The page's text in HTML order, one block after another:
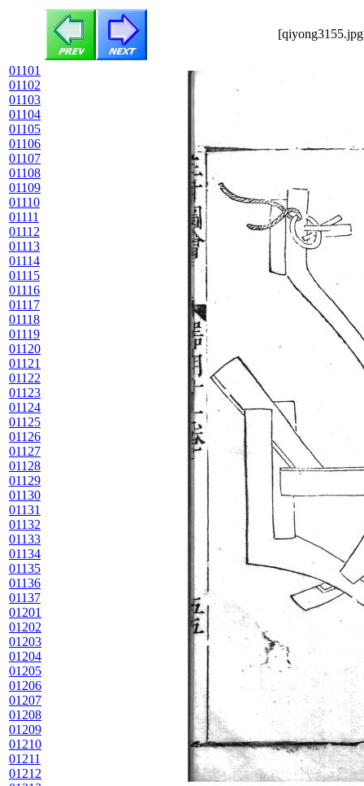
01101
01102
01103
01104
01105
01106
01107
01108
01109
01110
01111
01112
01113
01114
01115
01116
01117
01118
01119
01120
01121
01122
01123
01124
01125
01126
01127
01128
01129
01130
01131
01132
01133
01134
01135
01136
01137
01201
01202
01203
01204
01205
01206
01207
01208
01209
01210
01211
01212